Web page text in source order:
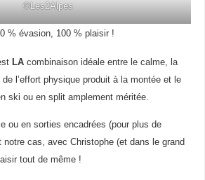
©Les2Alpes
% évasion, 100 % plaisir !
LAcombinaison idéale entre le calme, la
l’effort physique produit à la montée et le
ski ou en split amplement méritée.
ou en sorties encadrées (pour plus de
cas, avec Christophe (et dans le grand
tout de même !